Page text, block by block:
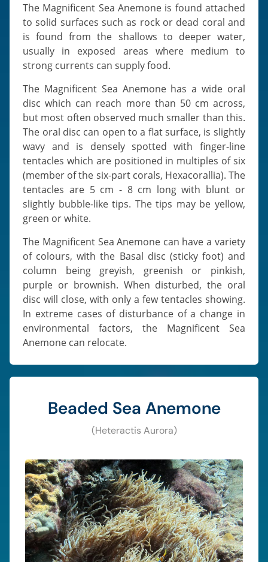
The Magnificent Sea Anemone is found attached
to solid surfaces such as rock or dead coral and
is found from the shallows to deeper water,
usually in exposed areas where medium to
strong currents can supply food.
The Magnificent Sea Anemone has a wide oral
disc which can reach more than 50 cm across,
but most often observed much smaller than this.
The oral disc can open to a flat surface, is slightly
wavy and is densely spotted with finger-line
tentacles which are positioned in multiples of six
(member of the six-part corals, Hexacorallia). The
tentacles are 5 cm - 8 cm long with blunt or
slightly bubble-like tips. The tips may be yellow,
green or white.
The Magnificent Sea Anemone can have a variety
of colours, with the Basal disc (sticky foot) and
column being greyish, greenish or pinkish,
purple or brownish. When disturbed, the oral
disc will close, with only a few tentacles showing.
In extreme cases of disturbance of a change in
environmental factors, the Magnificent Sea
Anemone can relocate.
Beaded Sea Anemone
(Heteractis Aurora)